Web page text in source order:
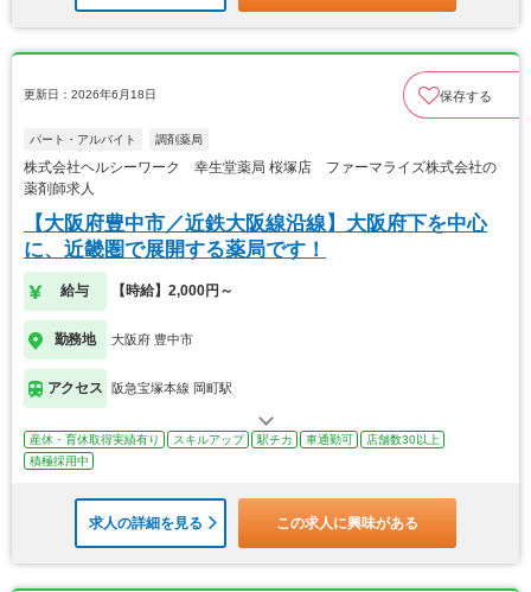
更新日：2026年6月18日 保存する
パート・アルバイト 調剤薬局
株式会社ヘルシーワーク 幸生堂薬局 桜塚店 ファーマライズ株式会社の
薬剤師求人
【大阪府豊中市／近鉄大阪線沿線】大阪府下を中心
に、近畿圏で展開する薬局です！
給与 【時給】2,000円～
勤務地 大阪府 豊中市
アクセス 阪急宝塚本線 岡町駅
産休・育休取得実績有り スキルアップ 駅チカ 車通勤可
店舗数30以上
積極採用中
求人の詳細を見る この求人に興味がある